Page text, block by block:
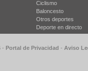
Ciclismo
Baloncesto
Otros deportes
Deporte en directo
- Portal de Privacidad - Aviso